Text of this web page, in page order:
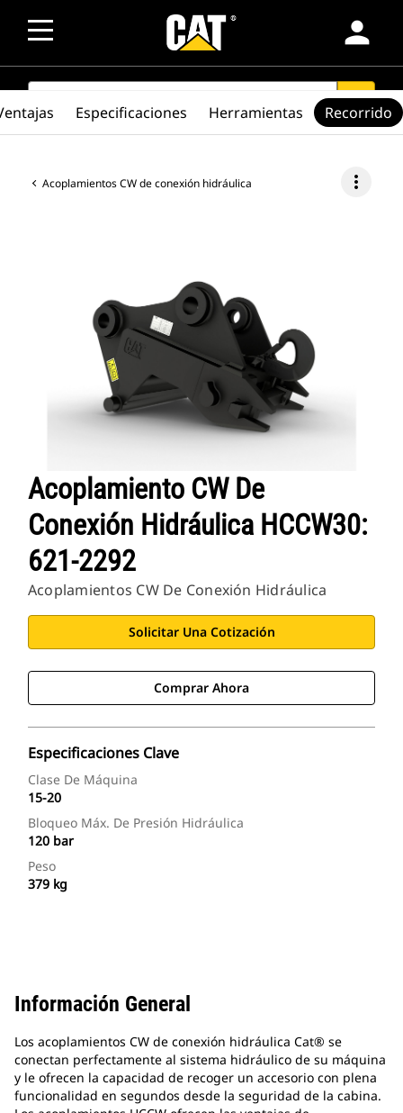
person
SEARCH search
Acoplamientos CW de conexión hidráulica more_vert
Acoplamiento CW De
Conexión Hidráulica HCCW30:
621-2292
Acoplamientos CW De Conexión Hidráulica
Solicitar Una Cotización
Comprar Ahora
Especificaciones Clave
Clase De Máquina
15-20
Bloqueo Máx. De Presión Hidráulica
120 bar
Peso
379 kg
Especificaciones Herramientas Recorrido
Información General
Los acoplamientos CW de conexión hidráulica Cat® se
conectan perfectamente al sistema hidráulico de su máquina
y le ofrecen la capacidad de recoger un accesorio con plena
funcionalidad en segundos desde la seguridad de la cabina.